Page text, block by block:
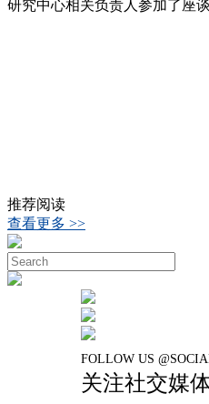
研究中心相关负责人参加了座谈
推荐阅读
查看更多 >>
FOLLOW US
关注社交媒